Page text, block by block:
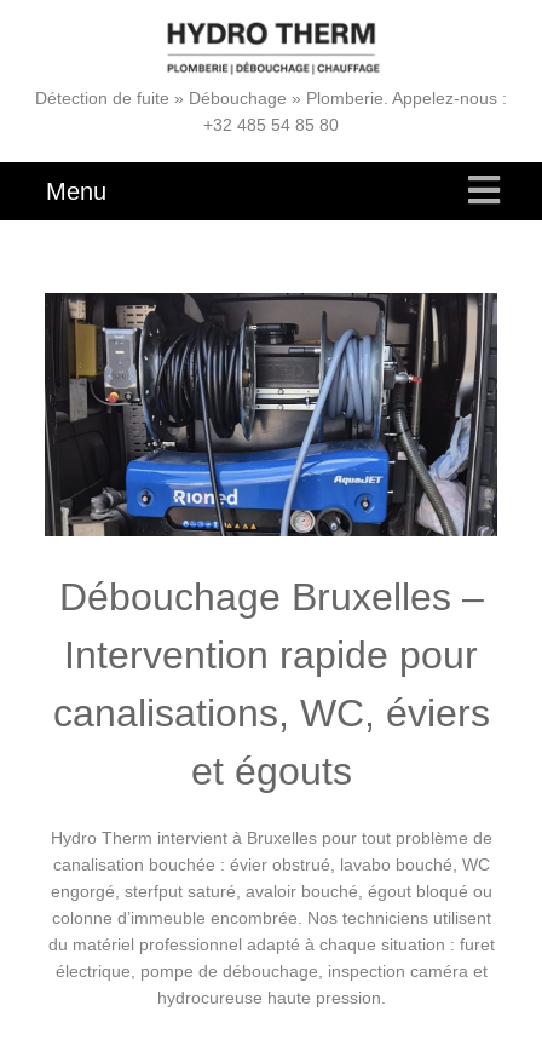
Détection de fuite » Débouchage » Plomberie. Appelez-nous :
+32 485 54 85 80
Menu
Débouchage Bruxelles –
Intervention rapide pour
canalisations, WC, éviers
et égouts
Hydro Therm intervient à Bruxelles pour tout problème de
canalisation bouchée : évier obstrué, lavabo bouché, WC
engorgé, sterfput saturé, avaloir bouché, égout bloqué ou
colonne d’immeuble encombrée. Nos techniciens utilisent
du matériel professionnel adapté à chaque situation : furet
électrique, pompe de débouchage, inspection caméra et
hydrocureuse haute pression.